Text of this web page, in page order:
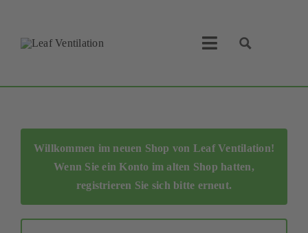
content
Toggle
Leaf Ventilation
Produkte
Service
Lüftungskonzept
Willkommen im neuen Shop von Leaf Ventilation!
Wenn Sie ein Konto im alten Shop hatten,
registrieren Sie sich bitte erneut.